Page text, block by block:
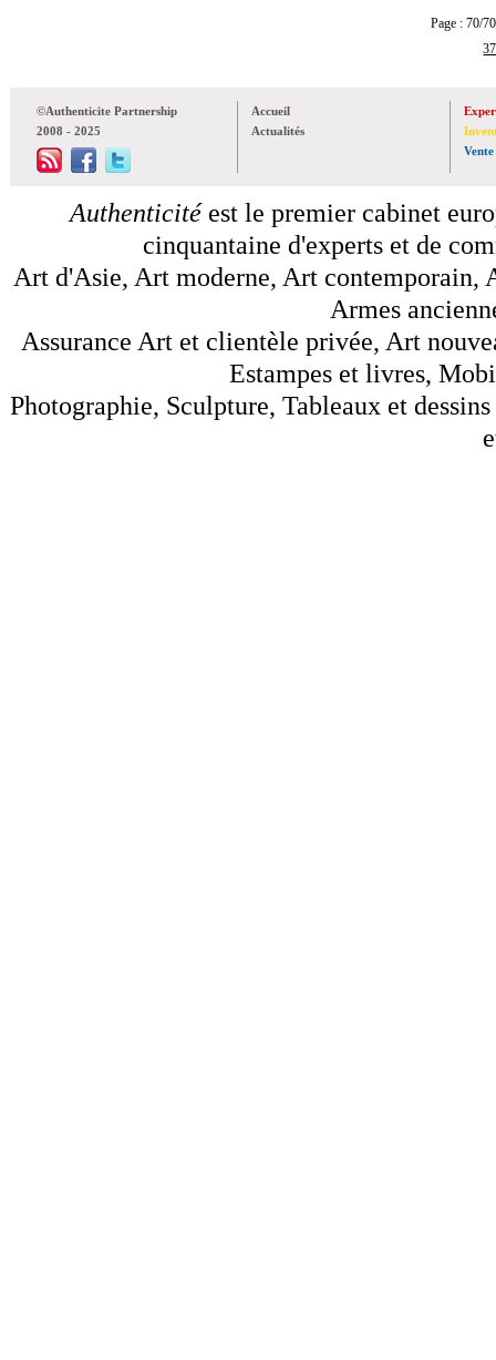
Page :
37
©Authenticite Partnership
2008 - 2025
Accueil
Actualités
Vente
Authenticitéest le premier cabinet
cinquantaine d'experts et de
Art d'Asie, Art moderne, Art contemporain,
Armes
Assurance Art et clientèle privée, Art
Estampes et livres,
Photographie, Sculpture, Tableaux et